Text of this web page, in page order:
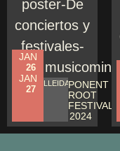
JAN
26
JAN
27
LLEIDAPONENT
ROOT
FESTIVAL
2024